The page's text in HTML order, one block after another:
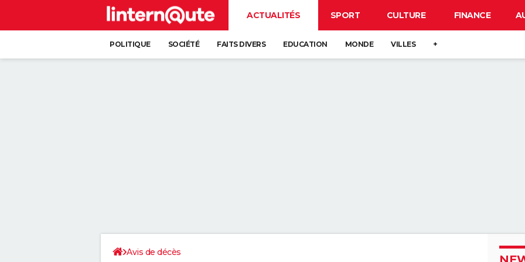
ACTUALITÉS SPORT CULTURE FINANCE
POLITIQUE SOCIÉTÉ FAITS DIVERS EDUCATION MONDE VILLES +
Avis de décès